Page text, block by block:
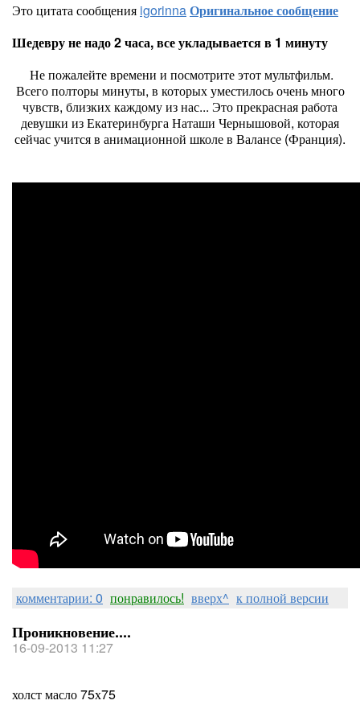
Это цитата сообщения igorinnaОригинальное сообщение
Шедевру не надо 2 часа, все укладывается в 1 минуту
Не пожалейте времени и посмотрите этот мультфильм.
Всего полторы минуты, в которых уместилось очень много
чувств, близких каждому из нас... Это прекрасная работа
девушки из Екатеринбурга Наташи Чернышовой, которая
сейчас учится в анимационной школе в Валансе (Франция).
комментарии: 0 понравилось! вверх^ к полной версии
Проникновение....
16-09-2013 11:27
холст масло 75х75